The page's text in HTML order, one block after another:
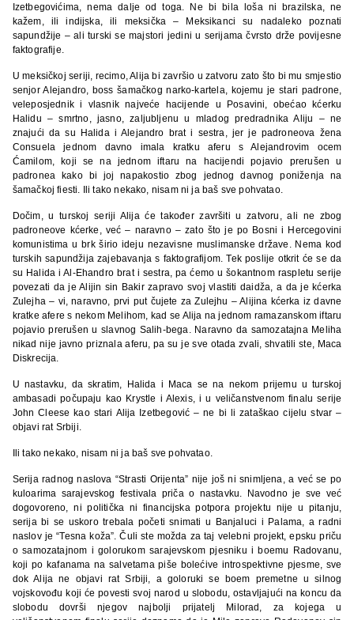
Izetbegovićima, nema dalje od toga. Ne bi bila loša ni brazilska, ne
kažem, ili indijska, ili meksička – Meksikanci su nadaleko poznati
sapundžije – ali turski se majstori jedini u serijama čvrsto drže povijesne
faktografije.
U meksičkoj seriji, recimo, Alija bi završio u zatvoru zato što bi mu smjestio
senjor Alejandro, boss šamačkog narko-kartela, kojemu je stari padrone,
veleposjednik i vlasnik najveće hacijende u Posavini, obećao kćerku
Halidu – smrtno, jasno, zaljubljenu u mladog predradnika Aliju – ne
znajući da su Halida i Alejandro brat i sestra, jer je padroneova žena
Consuela jednom davno imala kratku aferu s Alejandrovim ocem
Ćamilom, koji se na jednom iftaru na hacijendi pojavio prerušen u
padronea kako bi joj napakostio zbog jednog davnog poniženja na
šamačkoj fiesti. Ili tako nekako, nisam ni ja baš sve pohvatao.
Dočim, u turskoj seriji Alija će također završiti u zatvoru, ali ne zbog
padroneove kćerke, već – naravno – zato što je po Bosni i Hercegovini
komunistima u brk širio ideju nezavisne muslimanske države. Nema kod
turskih sapundžija zajebavanja s faktografijom. Tek poslije otkrit će se da
su Halida i Al-Ehandro brat i sestra, pa ćemo u šokantnom raspletu serije
povezati da je Alijin sin Bakir zapravo svoj vlastiti daidža, a da je kćerka
Zulejha – vi, naravno, prvi put čujete za Zulejhu – Alijina kćerka iz davne
kratke afere s nekom Melihom, kad se Alija na jednom ramazanskom iftaru
pojavio prerušen u slavnog Salih-bega. Naravno da samozatajna Meliha
nikad nije javno priznala aferu, pa su je sve otada zvali, shvatili ste, Maca
Diskrecija.
U nastavku, da skratim, Halida i Maca se na nekom prijemu u turskoj
ambasadi počupaju kao Krystle i Alexis, i u veličanstvenom finalu serije
John Cleese kao stari Alija Izetbegović – ne bi li zataškao cijelu stvar –
objavi rat Srbiji.
Ili tako nekako, nisam ni ja baš sve pohvatao.
Serija radnog naslova “Strasti Orijenta” nije još ni snimljena, a već se po
kuloarima sarajevskog festivala priča o nastavku. Navodno je sve već
dogovoreno, ni politička ni financijska potpora projektu nije u pitanju,
serija bi se uskoro trebala početi snimati u Banjaluci i Palama, a radni
naslov je “Tesna koža”. Čuli ste možda za taj velebni projekt, epsku priču
o samozatajnom i golorukom sarajevskom pjesniku i boemu Radovanu,
koji po kafanama na salvetama piše bolećive introspektivne pjesme, sve
dok Alija ne objavi rat Srbiji, a goloruki se boem premetne u silnog
vojskovođu koji će povesti svoj narod u slobodu, ostavljajući na koncu da
slobodu dovrši njegov najbolji prijatelj Milorad, za kojega u